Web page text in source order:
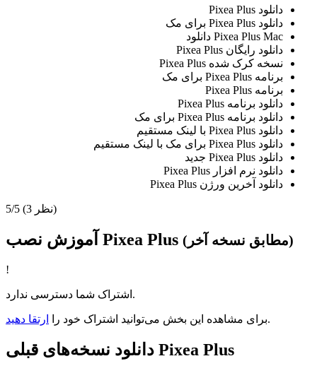
دانلود Pixea Plus
دانلود Pixea Plus برای مک
Pixea Plus Mac دانلود
دانلود رایگان Pixea Plus
نسخه کرک شده Pixea Plus
برنامه Pixea Plus برای مک
برنامه Pixea Plus
دانلود برنامه Pixea Plus
دانلود برنامه Pixea Plus برای مک
دانلود Pixea Plus با لینک مستقیم
دانلود Pixea Plus برای مک با لینک مستقیم
دانلود Pixea Plus جدید
دانلود نرم افزار Pixea Plus
دانلود آخرین ورژن Pixea Plus
5/5 (3 نظر)
آموزش نصب Pixea Plus (مطابق نسخه آخر)
!
اشتراک شما دسترسی ندارد.
برای مشاهده این بخش می‌توانید اشتراک خود را ارتقا دهید .
دانلود نسخه‌های قبلی Pixea Plus